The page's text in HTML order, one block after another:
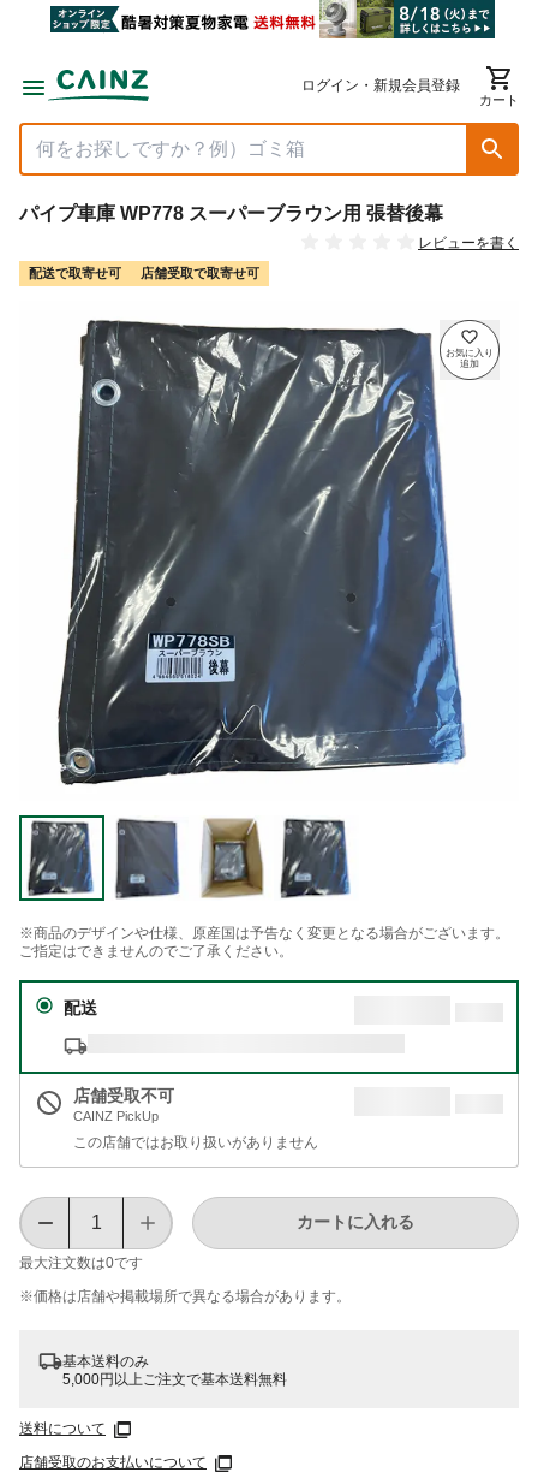
ログイン・新規会員登録
カート
パイプ車庫 WP778 スーパーブラウン用 張替後幕
レビューを書く
配送で取寄せ可 店舗受取で取寄せ可
※商品のデザインや仕様、原産国は予告なく変更となる場合がございます。
ご指定はできませんのでご了承ください。
配送
店舗受取不可
CAINZ PickUp
この店舗ではお取り扱いがありません
最大注文数は0です
カートに入れる
※価格は​店舗や​掲載場所で​異なる​場合が​あります。
基本送料のみ
5,000円以上ご注文で基本送料無料
送料について
店舗受取のお支払いについて